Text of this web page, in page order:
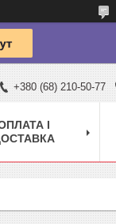
+380 (68) 210-50-77
І